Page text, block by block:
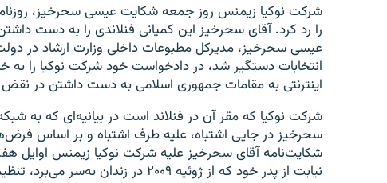
انتخاب کنید و بشنوید
برنامه‌های رادیویی
فرکانس‌ها
چندرسانه‌ای
گزارش‌های تصویری
گزارش‌های ویدئویی
شرکت نوکیا زیمنس روز جمعه شکایت عیسی سحرخیز،
را رد کرد. آقای سحرخیز این کمپانی فنلاندی را به دست
عیسی سحرخیز، مدیرکل مطبوعات داخلی وزارت ارشاد در
انتخابات دستگیر شد، در دادخواست خود شرکت نوکیا را به
اینترنتی به مقامات جمهوری اسلامی به دست داشتن در
شرکت نوکیا که مقر آن در فنلاند است در بیانیه‌ای که به
سحرخیز در جایی اشتباه، علیه طرف اشتباه و بر اساس
شکایت‌نامه آقای سحرخیز علیه شرکت نوکیا زیمنس اوایل
نیابت از پدر خود که از ژوئیه ۲۰۰۹ در زندان به‌سر می‌برد، تنظیم شده ‌است.